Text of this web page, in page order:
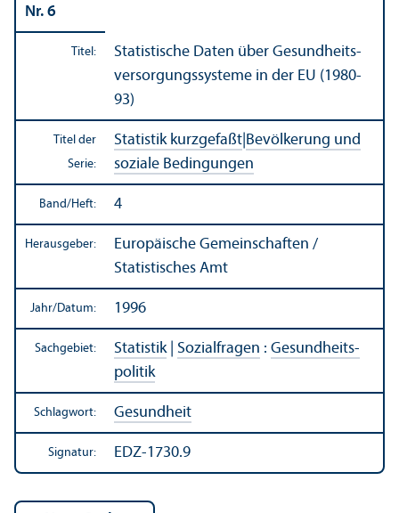
Nr. 6
Titel:
Statistische Daten über Gesundheits­
versorgungs­systeme in der EU (1980-
93)
Titel der
Serie:
Statistik kurzgefaßt Bevölkerung und
soziale Bedingungen
Band/Heft: 4
Herausgeber:
Europäische Gemeinschaften /
Statistisches Amt
Jahr/Datum: 1996
Sachgebiet: Statistik| Sozialfragen : Gesundheits­
politik
Schlagwort: Gesundheit
Signatur: EDZ-1730.9